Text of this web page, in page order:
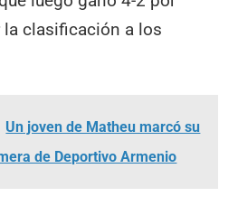
la clasificación a los
Un joven de Matheu marcó su
de Deportivo Armenio